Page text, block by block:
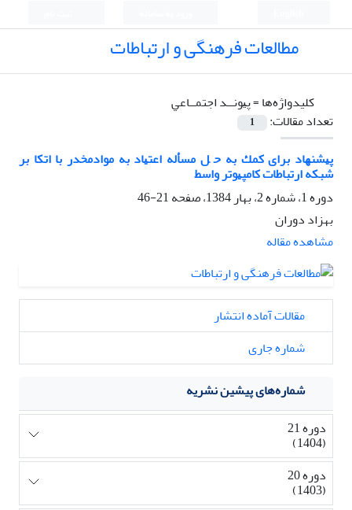
مطالعات فرهنگی و ارتباطات
کلیدواژه‌ها =ﭘﻴﻮﻧــﺪ اﺟﺘﻤــﺎﻋﻲ
تعداد مقالات:
1
ﭘﻴﺸﻨﻬﺎد ﺑﺮای ﻛﻤﻚ ﺑﻪ ﺣ ﻞ ﻣﺴﺄﻟﻪ اﻋﺘﻴﺎد ﺑﻪ ﻣﻮادﻣﺨﺪر ﺑﺎ اﺗﻜﺎ ﺑﺮ
ﺷﺒﻜﻪ ارﺗﺒﺎﻃﺎت ﻛﺎﻣﭙﻴﻮﺗﺮ واﺳﻂ
دوره 1، شماره 2، بهار 1384، صفحه
21-46
بهزاد دوران
مشاهده مقاله
مقالات آماده انتشار
شماره جاری
شماره‌های پیشین نشریه
دوره 21
(1404)
دوره 20
(1403)